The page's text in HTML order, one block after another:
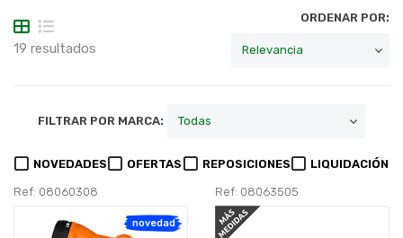
19 resultados
ORDENAR POR:
FILTRAR POR MARCA:
NOVEDADES OFERTAS REPOSICIONES LIQUIDACIÓN
Ref: 08060308
novedad
Ref: 08063505